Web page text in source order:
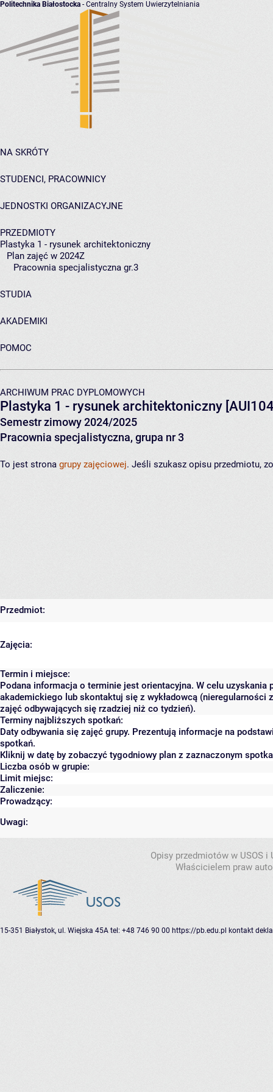
Politechnika Białostocka - Centralny System Uwierzytelniania
NA SKRÓTY
STUDENCI, PRACOWNICY
JEDNOSTKI ORGANIZACYJNE
PRZEDMIOTY
Plastyka 1 - rysunek architektoniczny
Plan zajęć w 2024Z
Pracownia specjalistyczna gr.3
STUDIA
AKADEMIKI
POMOC
ARCHIWUM PRAC DYPLOMOWYCH
Plastyka 1 - rysunek architektoniczny
Semestr zimowy 2024/2025
Pracownia specjalistyczna, grupa nr 3
To jest strona grupy zajęciowej. Jeśli szukasz opisu przedmiotu,
Przedmiot:
Zajęcia:
Termin i miejsce:
Podana informacja o terminie jest orientacyjna. W celu
akademickiego lub skontaktuj się z wykładowcą (nieregularności
zajęć odbywających się rzadziej niż co tydzień).
Terminy najbliższych spotkań:
Daty odbywania się zajęć grupy. Prezentują informacje na
spotkań.
Kliknij w datę by zobaczyć tygodniowy plan z zaznaczonym
Liczba osób w grupie:
Limit miejsc:
Zaliczenie:
Prowadzący:
Uwagi:
Opisy przedmiotów w USOS
Właścicielem praw
15-351 Białystok, ul. Wiejska 45A tel: +48 746 90 00 https://pb.edu.pl kontakt